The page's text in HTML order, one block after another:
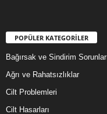
POPÜLER KATEGORİLER
Bağırsak ve Sindirim
Ağrı ve Rahatsızlıklar
Cilt Problemleri
Cilt Hasarları